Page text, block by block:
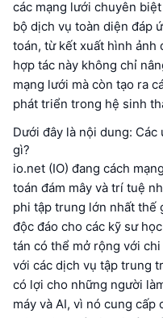
các mạng lưới chuyên
bộ dịch vụ toàn diện đáp
toán, từ kết xuất hình ảnh
hợp tác này không chỉ
mạng lưới mà còn tạo ra
phát triển trong hệ sinh
Dưới đây là nội dung:
gì?
io.net (IO) đang cách
toán đám mây và trí tuệ
phi tập trung lớn nhất thế
độc đáo cho các kỹ sư
tán có thể mở rộng với
với các dịch vụ tập trung
có lợi cho những người
máy và AI, vì nó cung